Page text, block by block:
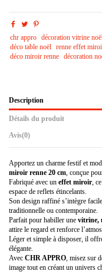
chr appro décoration vitrine
déco table noël renne effet
déco miroir renne décoration
Description
Détails du produit
Avis(0)
Apportez un charme festif et
miroir renne 20 cm, conçue
Fabriqué avec un effet miroir,
espace de reflets étincelants.
Son design raffiné s’intègre
traditionnelle ou contemporaine.
Parfait pour habiller une vitrine,
attire le regard et renforce
Léger et simple à disposer, il
élégante.
Avec CHR APPRO, misez sur
image tout en créant un univers